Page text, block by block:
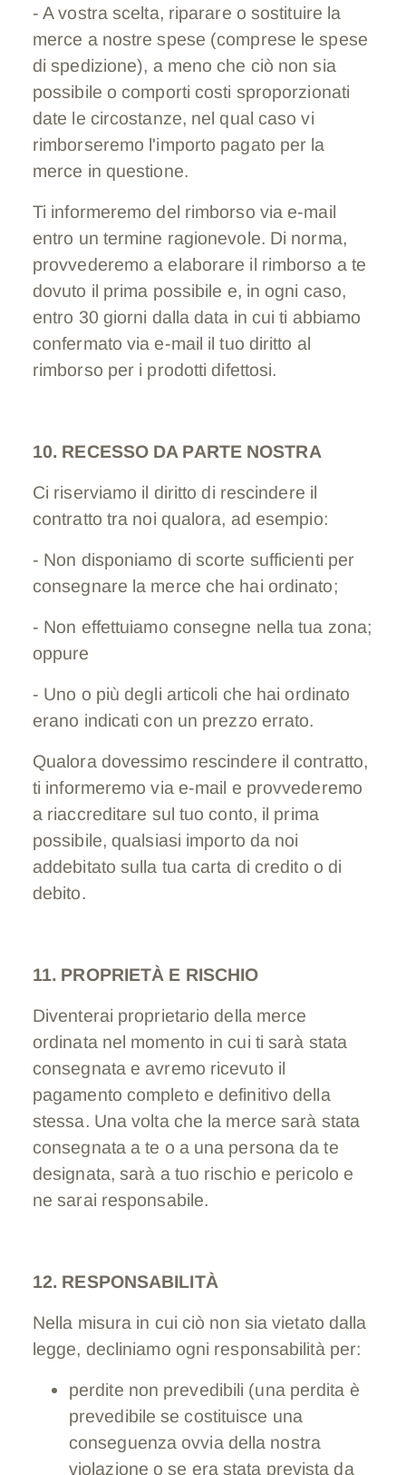
- A vostra scelta, riparare o sostituire la
merce a nostre spese (comprese le spese
di spedizione), a meno che ciò non sia
possibile o comporti costi sproporzionati
date le circostanze, nel qual caso vi
rimborseremo l'importo pagato per la
merce in questione.
Ti informeremo del rimborso via e-mail
entro un termine ragionevole. Di norma,
provvederemo a elaborare il rimborso a te
dovuto il prima possibile e, in ogni caso,
entro 30 giorni dalla data in cui ti abbiamo
confermato via e-mail il tuo diritto al
rimborso per i prodotti difettosi.
10. RECESSO DA PARTE NOSTRA
Ci riserviamo il diritto di rescindere il
contratto tra noi qualora, ad esempio:
- Non disponiamo di scorte sufficienti per
consegnare la merce che hai ordinato;
- Non effettuiamo consegne nella tua zona;
oppure
- Uno o più degli articoli che hai ordinato
erano indicati con un prezzo errato.
Qualora dovessimo rescindere il contratto,
ti informeremo via e-mail e provvederemo
a riaccreditare sul tuo conto, il prima
possibile, qualsiasi importo da noi
addebitato sulla tua carta di credito o di
debito.
11. PROPRIETÀ E RISCHIO
Diventerai proprietario della merce
ordinata nel momento in cui ti sarà stata
consegnata e avremo ricevuto il
pagamento completo e definitivo della
stessa. Una volta che la merce sarà stata
consegnata a te o a una persona da te
designata, sarà a tuo rischio e pericolo e
ne sarai responsabile.
12. RESPONSABILITÀ
Nella misura in cui ciò non sia vietato dalla
legge, decliniamo ogni responsabilità per:
perdite non prevedibili (una perdita è
prevedibile se costituisce una
conseguenza ovvia della nostra
violazione o se era stata prevista da